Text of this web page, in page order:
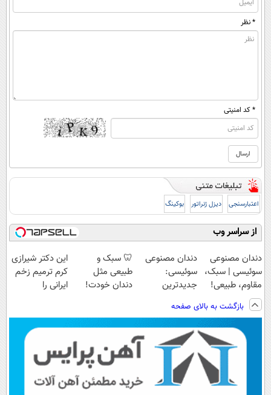
* نظر
* کد امنیتی
اعتبارسنجی دیزل ژنراتور بوکینگ
از سراسر وب
دندان مصنوعی
سوئیسی | سبک،
مقاوم، طبیعی!
ویزیت
رایگان+پرداخت
اقساطی😍
دندان مصنوعی
سوئیسی:
جدیدترین
سبک و مقاوم |
پرداخت قسطی
🦷 سبک و
طبیعی مثل
دندان خودت!
💳 📍 تهران
این دکتر شیرازی
کرم ترمیم زخم
ایرانی را
بازگشت به بالای صفحه